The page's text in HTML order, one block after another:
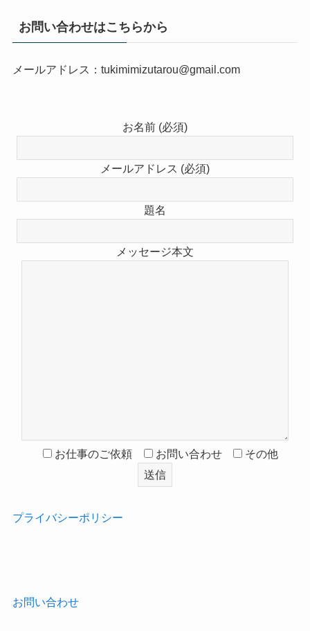
お問い合わせはこちらから
メールアドレス：tukimimizutarou@gmail.com
お名前 (必須)
メールアドレス (必須)
題名
メッセージ本文
お仕事のご依頼 お問い合わせ その他
プライバシーポリシー
お問い合わせ